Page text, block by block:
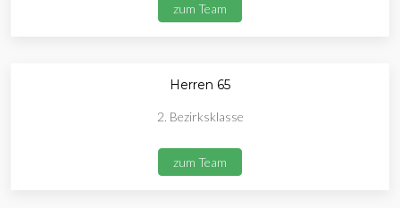
zum Team
Herren 65
2. Bezirksklasse
zum Team